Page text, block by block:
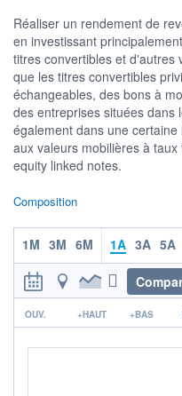
Couvertes en EUR
FONDS PARTENAIRES
TARIFS PRIVILÉGIÉS
ÉLIGIBILITÉ
PEA PEA-PME
CTO BUSINESS
Non éligible
Réaliser un rendement de
en investissant
titres convertibles et d'autres
que les titres convertibles
échangeables, des bons à
des entreprises situées dans
également dans une
aux valeurs mobilières à
equity linked notes.
Composition
1M 3M 6M 1A 3A 5A
r
OUV. +HAUT +BAS